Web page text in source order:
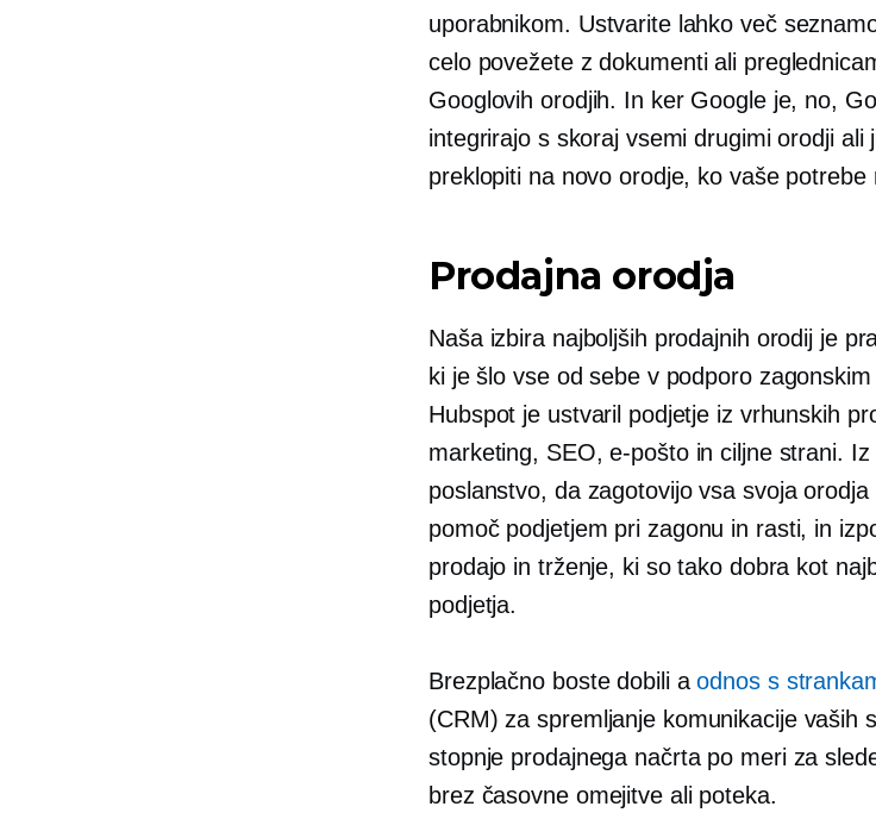
uporabnikom. Ustvarite lahko več
celo povežete z dokumenti ali
Googlovih orodjih. In ker Google je, no,
integrirajo s skoraj vsemi drugimi orodji ali
preklopiti na novo orodje, ko vaše potrebe
Prodajna orodja
Naša izbira najboljših prodajnih orodij je
ki je šlo vse od sebe v podporo
Hubspot je ustvaril podjetje iz vrhunskih
marketing, SEO, e-pošto in ciljne strani.
poslanstvo, da zagotovijo vsa svoja
pomoč podjetjem pri zagonu in rasti, in
prodajo in trženje, ki so tako dobra kot
podjetja.
Brezplačno boste dobili aodnos s
(CRM) za spremljanje komunikacije vaših
stopnje prodajnega načrta po meri za
brez časovne omejitve ali poteka.